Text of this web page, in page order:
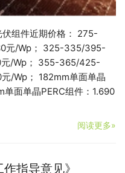
组件近期价格： 275-
元/Wp； 325-335/395-
元/Wp； 355-365/425-
/Wp； 182mm单面单晶
单面单晶PERC组件：1.690
阅读更多»
指导意见》